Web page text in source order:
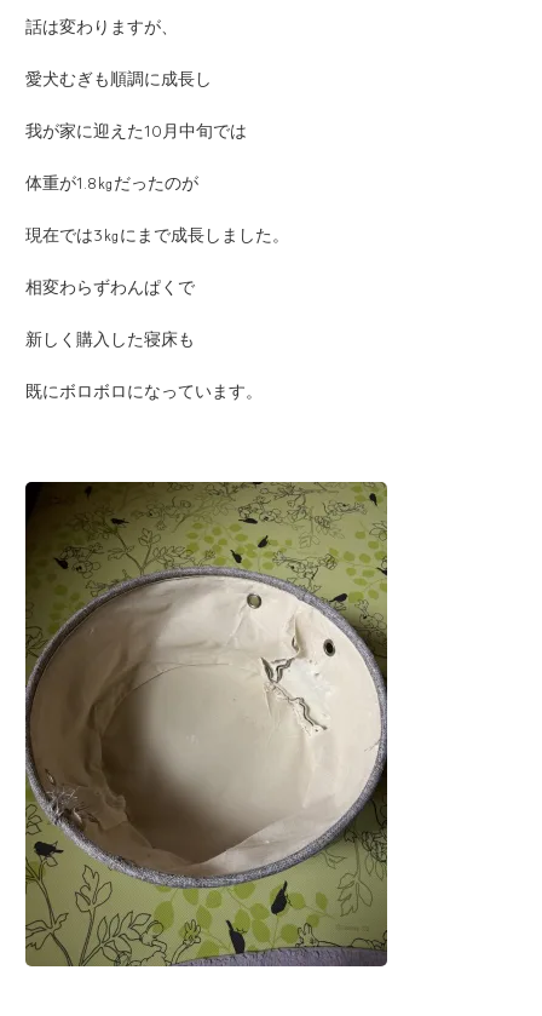
話は変わりますが、
愛犬むぎも順調に成長し
我が家に迎えた10月中旬では
体重が1.8㎏だったのが
現在では3㎏にまで成長しました。
相変わらずわんぱくで
新しく購入した寝床も
既にボロボロになっています。